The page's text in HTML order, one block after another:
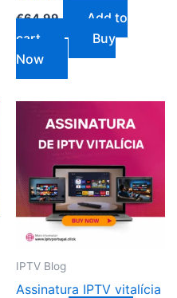
€64.99
Add to
cart
Buy
Now
IPTV Blog
Assinatura IPTV vitalícia